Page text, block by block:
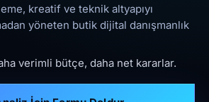
kreatif ve teknik altyapıyı
yöneten butik dijital danışmanlık
verimli bütçe, daha net kararlar.